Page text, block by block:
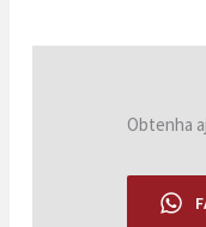
Obtenha